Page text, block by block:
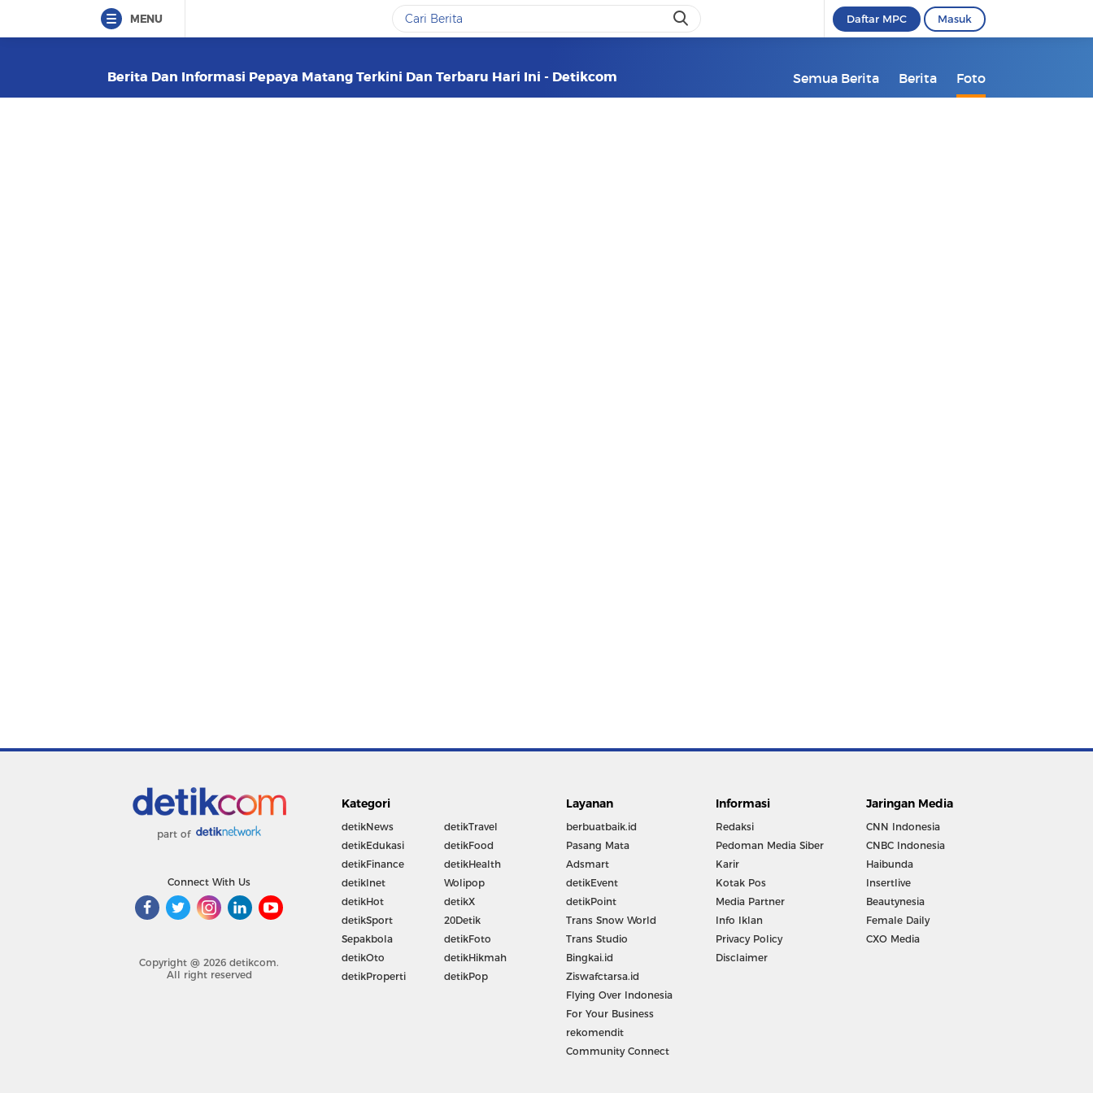
MENU Daftar MPC Masuk
Berita Dan Informasi Pepaya Matang Terkini Dan Terbaru Hari Ini - Detikcom Semua Berita Berita Foto
part of
Connect With Us
Copyright @ 2026 detikcom.
All right reserved
Kategori
detikNews
detikEdukasi
detikFinance
detikInet
detikHot
detikSport
Sepakbola
detikOto
detikProperti
detikTravel
detikFood
detikHealth
Wolipop
detikX
20Detik
detikFoto
detikHikmah
detikPop
Layanan
berbuatbaik.id
Pasang Mata
Adsmart
detikEvent
detikPoint
Trans Snow World
Trans Studio
Bingkai.id
Ziswafctarsa.id
Flying Over Indonesia
For Your Business
rekomendit
Community Connect
Informasi
Redaksi
Pedoman Media Siber
Karir
Kotak Pos
Media Partner
Info Iklan
Privacy Policy
Disclaimer
Jaringan Media
CNN Indonesia
CNBC Indonesia
Haibunda
Insertlive
Beautynesia
Female Daily
CXO Media